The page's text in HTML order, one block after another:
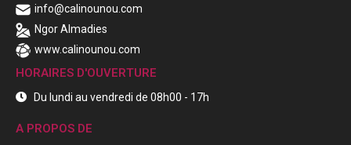
info@calinounou.com
Ngor Almadies
www.calinounou.com
HORAIRES D'OUVERTURE
Du lundi au vendredi de 08h00 - 17h
A PROPOS DE